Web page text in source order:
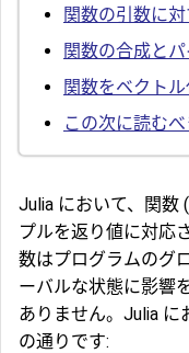
関数の引数に
関数の合成と
関数をベクト
この次に読む
Julia において、関数
プルを返り値に対応
数はプログラムのグ
ーバルな状態に影響
ありません。Julia に
の通りです: